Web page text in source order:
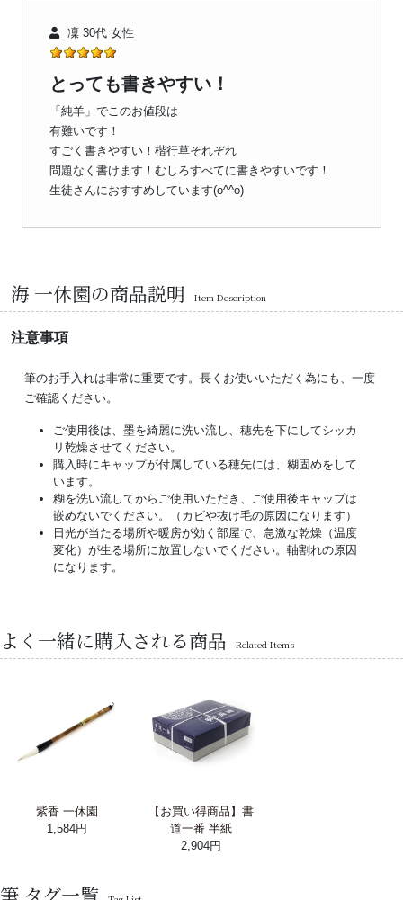
凜 30代 女性
とっても書きやすい！
「純羊」でこのお値段は
有難いです！
すごく書きやすい！楷行草それぞれ
問題なく書けます！むしろすべてに書きやすいです！
生徒さんにおすすめしています(o^^o)
海 一休園の商品説明 Item Description
注意事項
筆のお手入れは非常に重要です。長くお使いいただく為にも、一度
ご確認ください。
ご使用後は、墨を綺麗に洗い流し、穂先を下にしてシッカ
リ乾燥させてください。
購入時にキャップが付属している穂先には、糊固めをして
います。
糊を洗い流してからご使用いただき、ご使用後キャップは
嵌めないでください。（カビや抜け毛の原因になります）
日光が当たる場所や暖房が効く部屋で、急激な乾燥（温度
変化）が生る場所に放置しないでください。軸割れの原因
になります。
よく一緒に購入される商品 Related Items
紫香 一休園
1,584円
【お買い得商品】書
道一番 半紙
2,904円